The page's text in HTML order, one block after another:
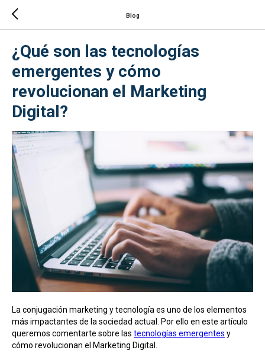
Blog
¿Qué son las tecnologías
emergentes y cómo
revolucionan el Marketing
Digital?
La conjugación marketing y tecnología es uno de los elementos
más impactantes de la sociedad actual. Por ello en este artículo
queremos comentarte sobre las tecnologías emergentes y
cómo revolucionan el Marketing Digital.